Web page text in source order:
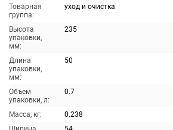
Товарная
группа:
уход и очистка
Высота
упаковки,
мм:
235
Длина
упаковки,
мм:
50
Объем
упаковки, л:
0.7
Масса, кг:
0.238